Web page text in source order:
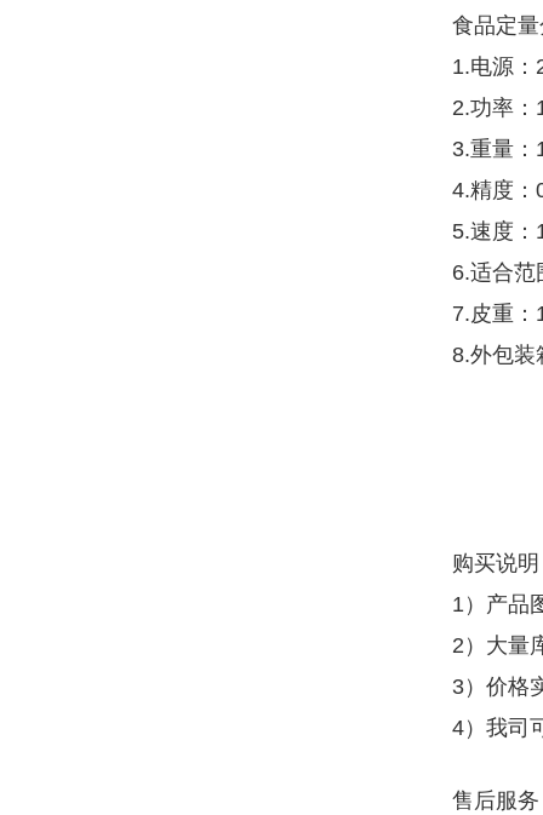
食品定
1.电源：
2.功率：
3.重量：
4.精度：
5.速度：
6.适合范
7.皮重：
8.外包装
购买说
1）产品
2）大量
3）价格
4）我司
售后服